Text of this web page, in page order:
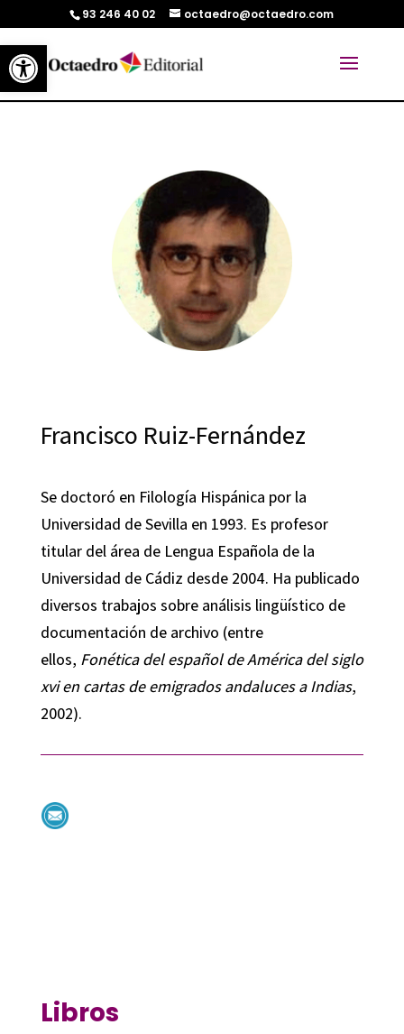
Abrir barra de herramientas
93 246 40 02 octaedro@octaedro.com
Francisco Ruiz-Fernández
Se doctoró en Filología Hispánica por la
Universidad de Sevilla en 1993. Es profesor
titular del área de Lengua Española de la
Universidad de Cádiz desde 2004. Ha publicado
diversos trabajos sobre análisis lingüístico de
documentación de archivo (entre
ellos, Fonética del español de América del siglo
xvi en cartas de emigrados andaluces a Indias,
2002).
Libros